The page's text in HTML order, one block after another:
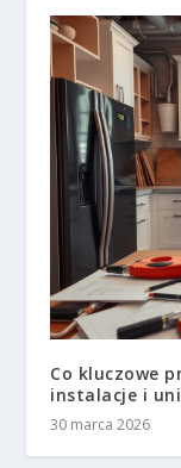
Co kluczowe
instalacje i
30 marca 2026